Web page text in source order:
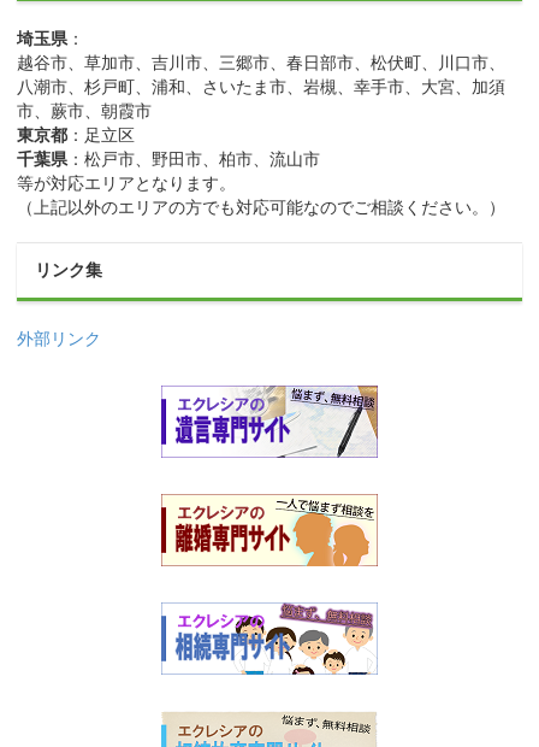
埼玉県：
越谷市、草加市、吉川市、三郷市、春日部市、松伏町、川口市、
八潮市、杉戸町、浦和、さいたま市、岩槻、幸手市、大宮、加須
市、蕨市、朝霞市
東京都 ：足立区
千葉県：松戸市、野田市、柏市、流山市
等が対応エリアとなります。
（上記以外のエリアの方でも対応可能なのでご相談ください。）
リンク集
外部リンク